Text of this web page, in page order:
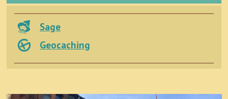
Sage
Geocaching